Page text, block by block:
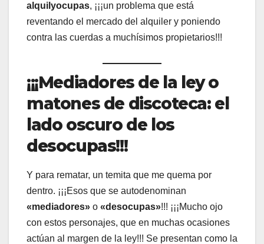
alquilyocupas, ¡¡¡un problema que está
reventando el mercado del alquiler y poniendo
contra las cuerdas a muchísimos propietarios!!!
¡¡¡Mediadores de la ley o
matones de discoteca: el
lado oscuro de los
desocupas!!!
Y para rematar, un temita que me quema por
dentro. ¡¡¡Esos que se autodenominan
«mediadores» o «desocupas»!!! ¡¡¡Mucho ojo
con estos personajes, que en muchas ocasiones
actúan al margen de la ley!!! Se presentan como la